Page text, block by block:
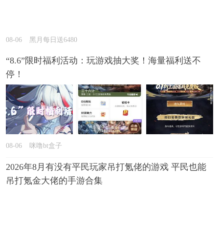
08-06 黑月每日送6480
“8.6”限时福利活动：玩游戏抽大奖！海量福利送不
停！
08-06 咪噜bt盒子
2026年8月有没有平民玩家吊打氪佬的游戏 平民也能
吊打氪金大佬的手游合集